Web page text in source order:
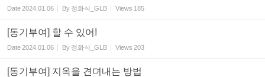
Date2024.01.06 By 정화식_GLB Views 185
[동기부여] 할 수 있어!
Date2024.01.06 By 정화식_GLB Views 203
[동기부여] 지옥을 견뎌내는 방법